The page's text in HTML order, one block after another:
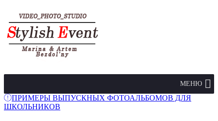
МЕНЮ
ПРИМЕРЫ ВЫПУСКНЫХ ФОТОАЛЬБОМОВ ДЛЯ
ШКОЛЬНИКОВ